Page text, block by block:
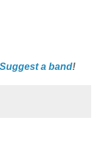
Suggest a band!